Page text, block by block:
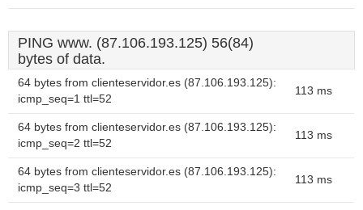
PING www. (87.106.193.125) 56(84)
bytes of data.
64 bytes from clienteservidor.es (87.106.193.125):
icmp_seq=1 ttl=52
113 ms
64 bytes from clienteservidor.es (87.106.193.125):
icmp_seq=2 ttl=52
113 ms
64 bytes from clienteservidor.es (87.106.193.125):
icmp_seq=3 ttl=52
113 ms